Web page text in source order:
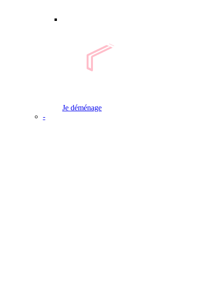
Je déménage
-